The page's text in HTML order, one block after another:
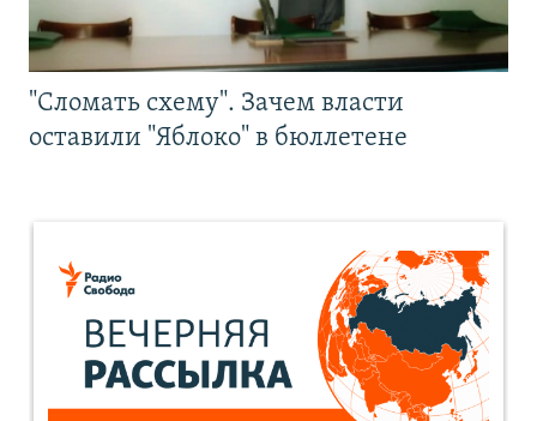
"Сломать схему". Зачем власти
оставили "Яблоко" в бюллетене